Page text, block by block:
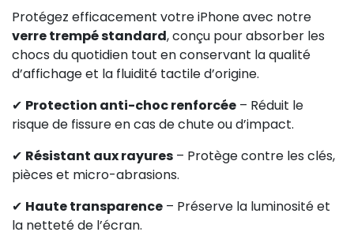
Protégez efficacement votre iPhone avec notre
verre trempé standard, conçu pour absorber les
chocs du quotidien tout en conservant la qualité
d’affichage et la fluidité tactile d’origine.
✔ Protection anti-choc renforcée – Réduit le
risque de fissure en cas de chute ou d’impact.
✔ Résistant aux rayures – Protège contre les clés,
pièces et micro-abrasions.
✔ Haute transparence – Préserve la luminosité et
la netteté de l’écran.